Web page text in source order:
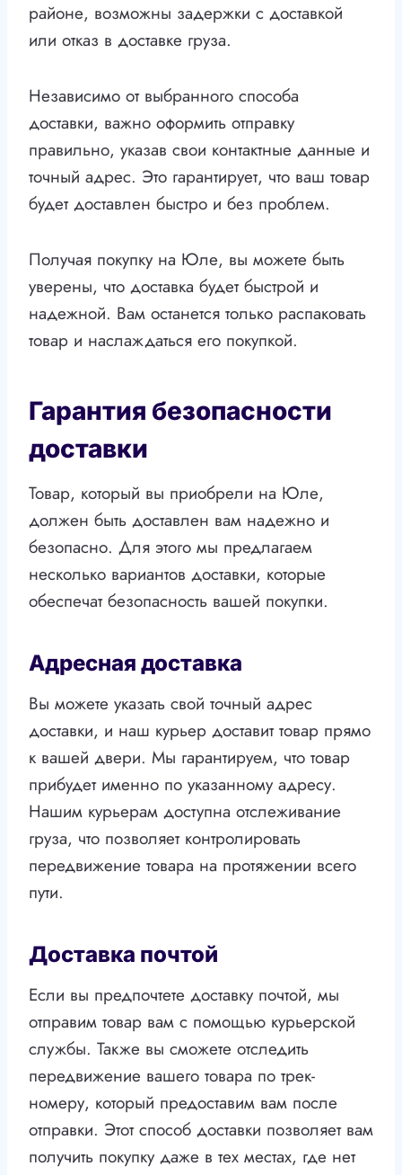
районе, возможны задержки с доставкой
или отказ в доставке груза.
Независимо от выбранного способа
доставки, важно оформить отправку
правильно, указав свои контактные данные и
точный адрес. Это гарантирует, что ваш товар
будет доставлен быстро и без проблем.
Получая покупку на Юле, вы можете быть
уверены, что доставка будет быстрой и
надежной. Вам останется только распаковать
товар и наслаждаться его покупкой.
Гарантия безопасности
доставки
Товар, который вы приобрели на Юле,
должен быть доставлен вам надежно и
безопасно. Для этого мы предлагаем
несколько вариантов доставки, которые
обеспечат безопасность вашей покупки.
Адресная доставка
Вы можете указать свой точный адрес
доставки, и наш курьер доставит товар прямо
к вашей двери. Мы гарантируем, что товар
прибудет именно по указанному адресу.
Нашим курьерам доступна отслеживание
груза, что позволяет контролировать
передвижение товара на протяжении всего
пути.
Доставка почтой
Если вы предпочтете доставку почтой, мы
отправим товар вам с помощью курьерской
службы. Также вы сможете отследить
передвижение вашего товара по трек-
номеру, который предоставим вам после
отправки. Этот способ доставки позволяет вам
получить покупку даже в тех местах, где нет